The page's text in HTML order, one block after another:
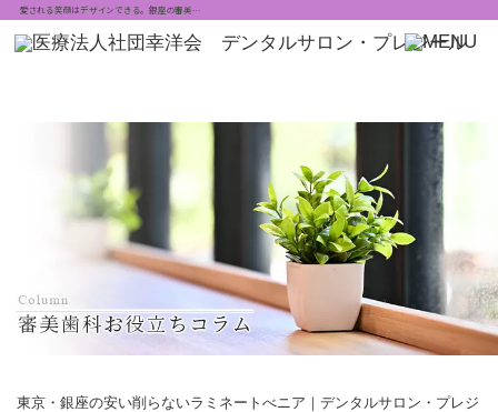
愛される笑顔はデザインできる。銀座の審美…
東京・銀座の安い削らないラミネートべニア｜デンタルサロン・プレジ